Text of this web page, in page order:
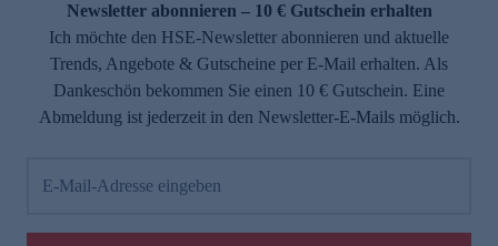
Newsletter abonnieren – 10 € Gutschein erhalten
Ich möchte den HSE-Newsletter abonnieren und aktuelle
Trends, Angebote & Gutscheine per E-Mail erhalten. Als
Dankeschön bekommen Sie einen 10 € Gutschein. Eine
Abmeldung ist jederzeit in den Newsletter-E-Mails möglich.
E-Mail-Adresse eingeben